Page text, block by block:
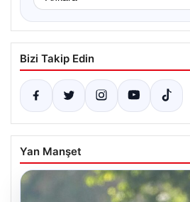
Bizi Takip Edin
Yan Manşet